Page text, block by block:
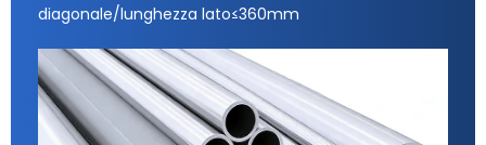
diagonale/lunghezza lato≤360mm